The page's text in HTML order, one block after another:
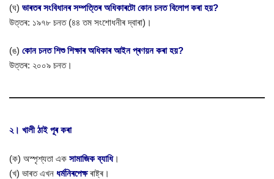
(ঘ) ভাৰতৰ সংবিধানৰ সম্পত্তিৰ অধিকাৰটো কোন চনত বিলোপ কৰা হয়?
উত্তৰ: ১৯৭৮ চনত (৪৪ তম সংশোধনীৰ দ্বাৰা)।
(ঙ) কোন চনত শিশু শিক্ষাৰ অধিকাৰ আইন প্ৰণয়ন কৰা হয়?
উত্তৰ: ২০০৯ চনত।
২। খালী ঠাই পূৰ কৰা
(ক) অস্পৃশ্যতা এক সামাজিক ব্যাধি।
(খ) ভাৰত এখন ধৰ্মনিৰপেক্ষৰাষ্ট্ৰ।